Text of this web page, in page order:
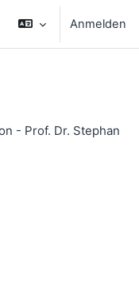
Anmelden
- Prof. Dr. Stephan